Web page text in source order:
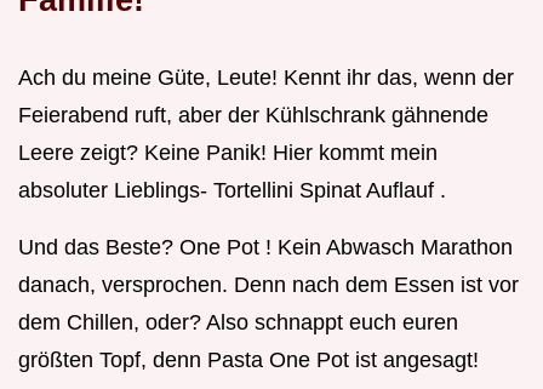
Ach du meine Güte, Leute! Kennt ihr das, wenn der
Feierabend ruft, aber der Kühlschrank gähnende
Leere zeigt? Keine Panik! Hier kommt mein
absoluter Lieblings- Tortellini Spinat Auflauf .
Und das Beste? One Pot ! Kein Abwasch Marathon
danach, versprochen. Denn nach dem Essen ist vor
dem Chillen, oder? Also schnappt euch euren
größten Topf, denn Pasta One Pot ist angesagt!